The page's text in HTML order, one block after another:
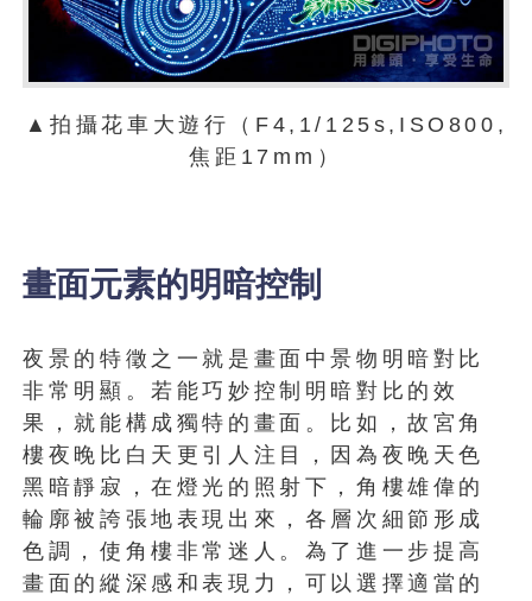
▲拍攝花車大遊行（F4,1/125s,ISO800,
焦距17mm）
畫面元素的明暗控制
夜景的特徵之一就是畫面中景物明暗對比
非常明顯。若能巧妙控制明暗對比的效
果，就能構成獨特的畫面。比如，故宮角
樓夜晚比白天更引人注目，因為夜晚天色
黑暗靜寂，在燈光的照射下，角樓雄偉的
輪廓被誇張地表現出來，各層次細節形成
色調，使角樓非常迷人。為了進一步提高
畫面的縱深感和表現力，可以選擇適當的